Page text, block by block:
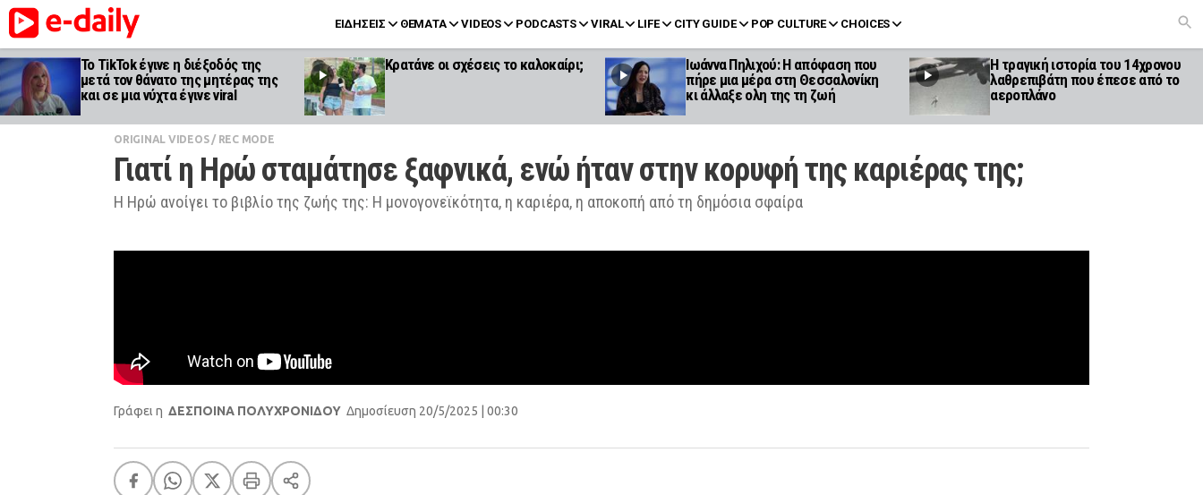
ΕΙΔΗΣΕΙΣ ΘΕΜΑΤΑ VIDEOS PODCASTS VIRAL LIFE CITY GUIDE POP CULTURE CHOICES
Το TikTok έγινε η διέξοδός της
μετά τον θάνατο της μητέρας της
και σε μια νύχτα έγινε viral
Κρατάνε οι σχέσεις το καλοκαίρι;
Ιωάννα Πηλιχού: Η απόφαση που
πήρε μια μέρα στη Θεσσαλονίκη
κι άλλαξε ολη της τη ζωή
Η τραγική ιστορία του 14χρονου
λαθρεπιβάτη που έπεσε από το
αεροπλάνο
ORIGINAL VIDEOS/ REC MODE
Γιατί η Ηρώ σταμάτησε ξαφνικά, ενώ ήταν στην κορυφή της καριέρας της;
Η Ηρώ ανοίγει το βιβλίο της ζωής της: H μονογονεϊκότητα, η καριέρα, η αποκοπή από τη δημόσια σφαίρα
Γράφει η ΔΕΣΠΟΙΝΑ ΠΟΛΥΧΡΟΝΙΔΟΥ Δημοσίευση 20/5/2025 | 00:30